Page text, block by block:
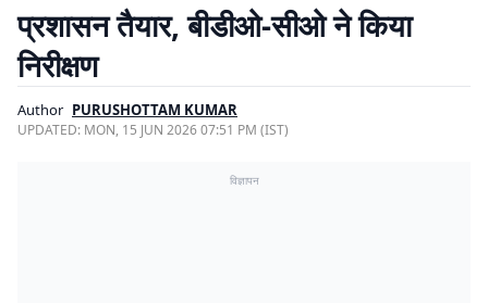
प्रशासन तैयार, बीडीओ-सीओ ने किया
निरीक्षण
Author PURUSHOTTAM KUMAR
UPDATED: MON, 15 JUN 2026 07:51 PM (IST)
विज्ञापन